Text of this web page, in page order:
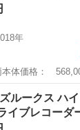
年
ルークス ■ グ
キ踏み間違い
ズルークス ハ
イブレコー